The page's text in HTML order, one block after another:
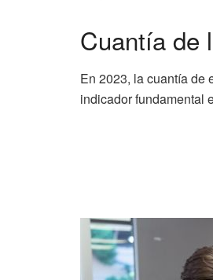
Cuantía de
En 2023, la cuantía de
indicador fundamental